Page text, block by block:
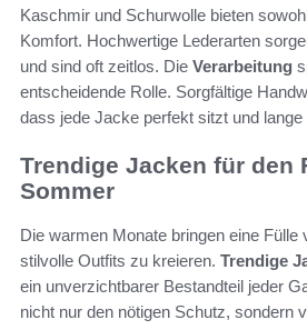
Kaschmir und Schurwolle bieten
Komfort. Hochwertige Lederarten
und sind oft zeitlos. Die Verarbeitung
entscheidende Rolle. Sorgfältige
dass jede Jacke perfekt sitzt und lange
Trendige Jacken für den
Sommer
Die warmen Monate bringen eine Fülle
stilvolle Outfits zu kreieren. Trendige
ein unverzichtbarer Bestandteil jeder
nicht nur den nötigen Schutz, sondern